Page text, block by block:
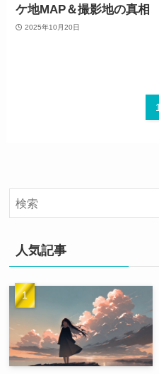
ケ地MAP＆撮影地の真相
2025年10月20日
1
人気記事